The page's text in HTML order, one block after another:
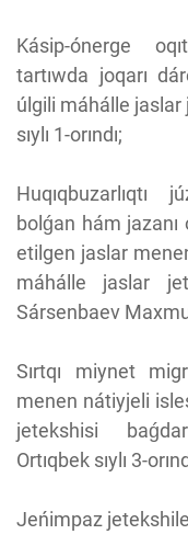
Kásip-ónerge
tartıwda joqarı
úlgili máhálle
sıylı 1-orındı;
Huqıqbuzarlıqtı
bolǵan hám
etilgen jaslar
máhálle jaslar
Sársenbaev
Sırtqı miynet
menen nátiyjeli
jetekshisi
Ortıqbek sıylı 3-
Jeńimpaz